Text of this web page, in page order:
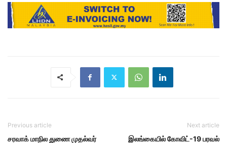
Previous article
சரவாக் மாநில துணை முதல்வர்
Next article
இலங்கையில் கோவிட்-19 பரவல்